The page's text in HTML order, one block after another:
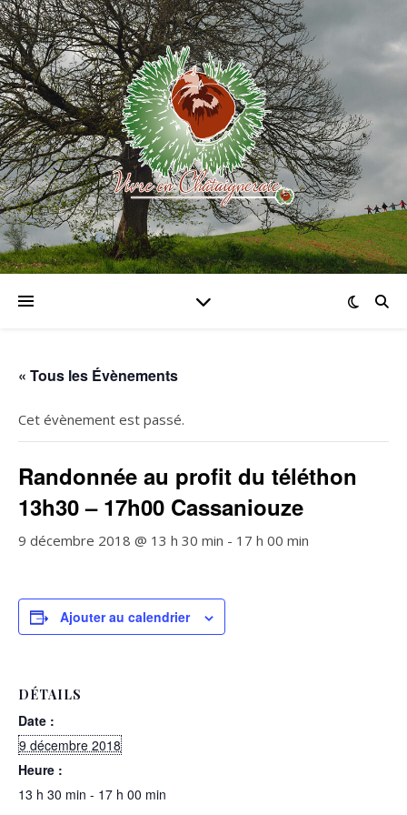
« Tous les Évènements
Cet évènement est passé.
Randonnée au profit du téléthon
13h30 – 17h00 Cassaniouze
9 décembre 2018 @ 13 h 30 min - 17 h 00 min
Ajouter au calendrier
DÉTAILS
Date :
9 décembre 2018
Heure :
13 h 30 min - 17 h 00 min